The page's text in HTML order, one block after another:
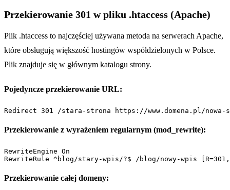
Przekierowanie 301 w pliku .htaccess (Apache)
Plik .htaccess to najczęściej używana metoda na serwerach Apache,
które obsługują większość hostingów współdzielonych w Polsce.
Plik znajduje się w głównym katalogu strony.
Pojedyncze przekierowanie URL:
Redirect 301 /stara-strona https://www.domena.pl/nowa-
Przekierowanie z wyrażeniem regularnym (mod_rewrite):
RewriteEngine On
RewriteRule ^blog/stary-wpis/?$ /blog/nowy-wpis
Przekierowanie całej domeny: